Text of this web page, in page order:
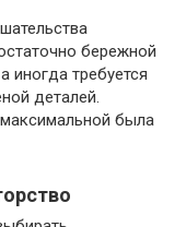
бережной
иногда требуется
деталей.
была